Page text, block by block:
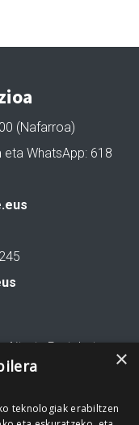
(Nafarroa)
WhatsApp: 618
Aitortu Partekatu ×
teknologiak erabiltzen